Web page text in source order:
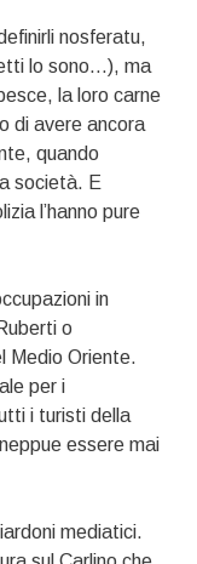
nosferatu,
lo sono…), ma
la loro carne
di avere ancora
quando
società. E
l’hanno pure
in
o
Medio Oriente.
per i
i turisti della
essere mai
mediatici.